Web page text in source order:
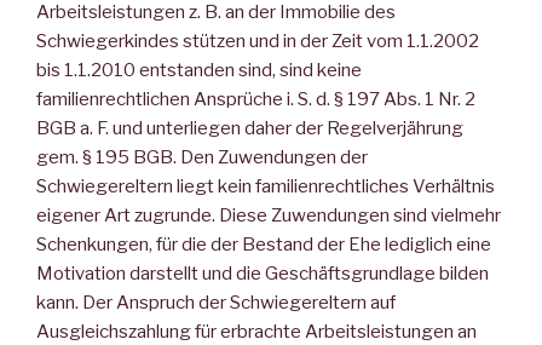
Arbeitsleistungen z. B. an der Immobilie des
Schwiegerkindes stützen und in der Zeit vom 1.1.2002
bis 1.1.2010 entstanden sind, sind keine
familienrechtlichen Ansprüche i. S. d. § 197 Abs. 1 Nr. 2
BGB a. F. und unterliegen daher der Regelverjährung
gem. § 195 BGB. Den Zuwendungen der
Schwiegereltern liegt kein familienrechtliches Verhältnis
eigener Art zugrunde. Diese Zuwendungen sind vielmehr
Schenkungen, für die der Bestand der Ehe lediglich eine
Motivation darstellt und die Geschäftsgrundlage bilden
kann. Der Anspruch der Schwiegereltern auf
Ausgleichszahlung für erbrachte Arbeitsleistungen an